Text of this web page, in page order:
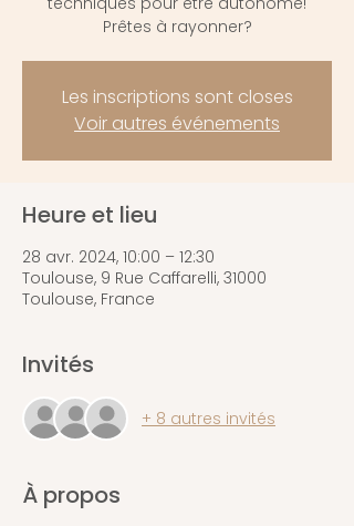
Prêtes à rayonner?
Les inscriptions sont closes
Voir autres événements
Heure et lieu
28 avr. 2024, 10:00 – 12:30
Toulouse, 9 Rue Caffarelli, 31000
Toulouse, France
Invités
+ 8 autres invités
À propos